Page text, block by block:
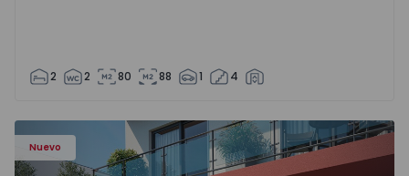
2 2 80 88 1 4
Nuevo